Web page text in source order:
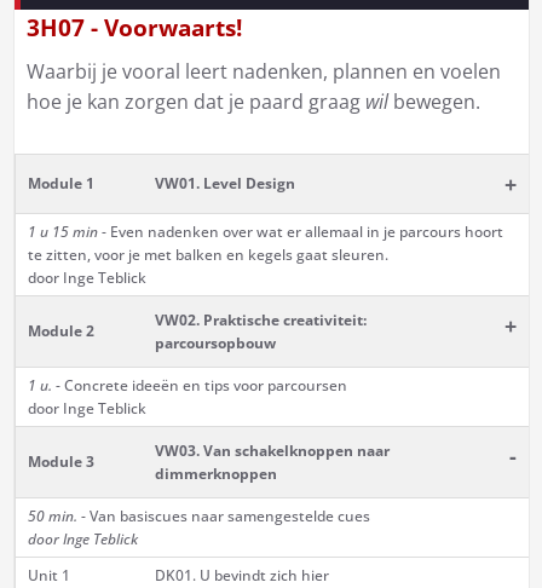
3H07 - Voorwaarts!
Waarbij je vooral leert nadenken, plannen en voelen
hoe je kan zorgen dat je paard graag wilbewegen.
Module 1 VW01. Level Design +
1 u 15 min- Even nadenken over wat er allemaal in je parcours hoort
te zitten, voor je met balken en kegels gaat sleuren.
door Inge Teblick
Module 2
VW02. Praktische creativiteit:
parcoursopbouw
+
1 u. - Concrete ideeën en tips voor parcoursen
door Inge Teblick
Module 3
VW03. Van schakelknoppen naar
dimmerknoppen
-
50 min. - Van basiscues naar samengestelde cues
door Inge Teblick
Unit 1
DK01. U bevindt zich hier